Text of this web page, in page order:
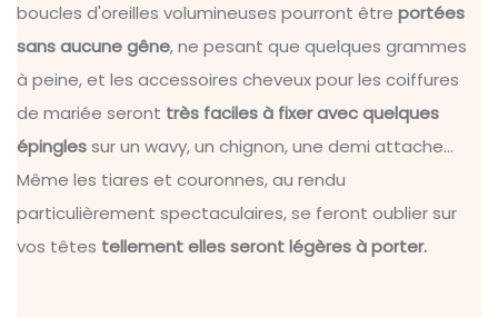
boucles d'oreilles volumineuses pourront être portées
sans aucune gêne, ne pesant que quelques grammes
à peine, et les accessoires cheveux pour les coiffures
de mariée seront très faciles à fixer avec quelques
épinglessur un wavy, un chignon, une demi attache...
Même les tiares et couronnes, au rendu
particulièrement spectaculaires, se feront oublier sur
vos têtes tellement elles seront légères à porter.